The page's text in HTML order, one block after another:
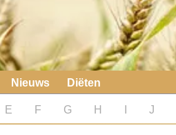
Nieuws Diëten
E F G H J